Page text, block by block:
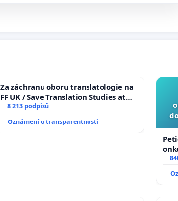
Za záchranu oboru translatologie na
FF UK / Save Translation Studies at
the Faculty of Arts, Charles
8 213 podpisů
Oznámení o transparentnosti